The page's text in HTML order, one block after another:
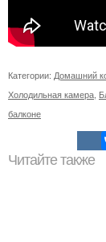
Категории: Домашний
Холодильная камера
балконе
Читайте также